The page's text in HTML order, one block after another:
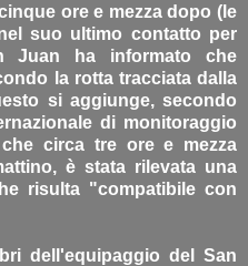
ore e mezza dopo (le
suo ultimo contatto per
Juan ha informato che
la rotta tracciata dalla
si aggiunge, secondo
di monitoraggio
circa tre ore e mezza
è stata rilevata una
risulta "compatibile con
dell'equipaggio del San